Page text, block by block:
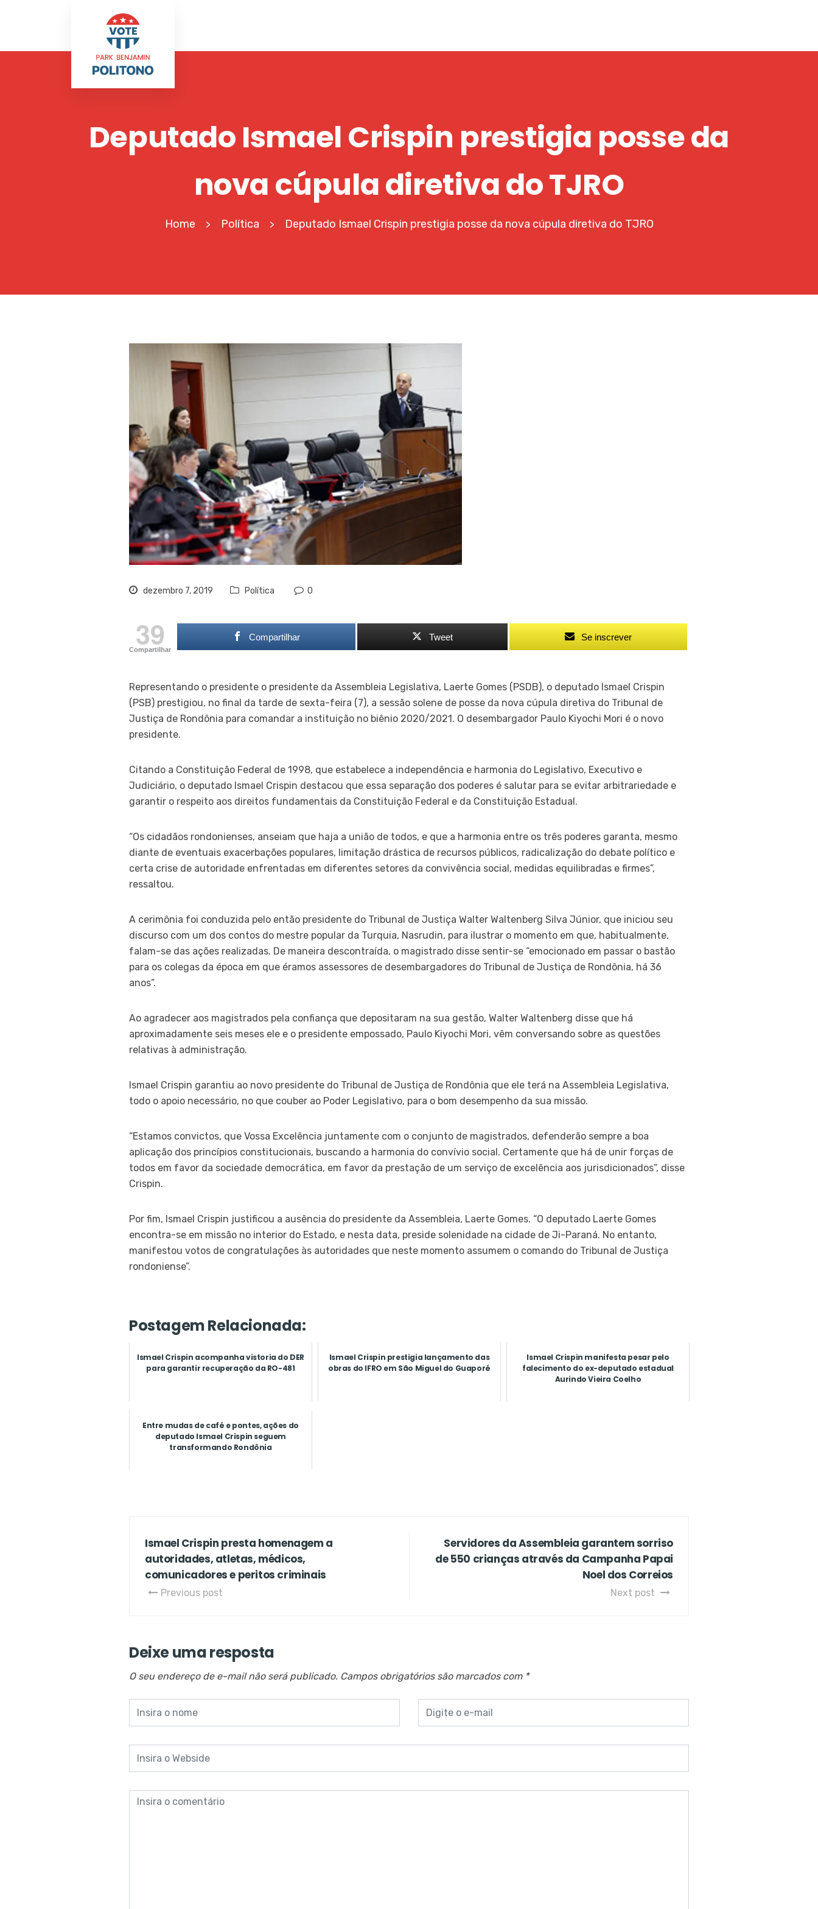
Deputado Ismael Crispin prestigia posse da
nova cúpula diretiva do TJRO
Home > Política > Deputado Ismael Crispin prestigia posse da nova cúpula diretiva do TJRO
dezembro 7, 2019 Política 0
39
Compartilhar
Compartilhar Tweet Se inscrever
Representando o presidente o presidente da Assembleia Legislativa, Laerte Gomes (PSDB), o deputado Ismael Crispin
(PSB) prestigiou, no final da tarde de sexta-feira (7), a sessão solene de posse da nova cúpula diretiva do Tribunal de
Justiça de Rondônia para comandar a instituição no biênio 2020/2021. O desembargador Paulo Kiyochi Mori é o novo
presidente.
Citando a Constituição Federal de 1998, que estabelece a independência e harmonia do Legislativo, Executivo e
Judiciário, o deputado Ismael Crispin destacou que essa separação dos poderes é salutar para se evitar arbitrariedade e
garantir o respeito aos direitos fundamentais da Constituição Federal e da Constituição Estadual.
“Os cidadãos rondonienses, anseiam que haja a união de todos, e que a harmonia entre os três poderes garanta, mesmo
diante de eventuais exacerbações populares, limitação drástica de recursos públicos, radicalização do debate político e
certa crise de autoridade enfrentadas em diferentes setores da convivência social, medidas equilibradas e firmes”,
ressaltou.
A cerimônia foi conduzida pelo então presidente do Tribunal de Justiça Walter Waltenberg Silva Júnior, que iniciou seu
discurso com um dos contos do mestre popular da Turquia, Nasrudin, para ilustrar o momento em que, habitualmente,
falam-se das ações realizadas. De maneira descontraída, o magistrado disse sentir-se “emocionado em passar o bastão
para os colegas da época em que éramos assessores de desembargadores do Tribunal de Justiça de Rondônia, há 36
anos”.
Ao agradecer aos magistrados pela confiança que depositaram na sua gestão, Walter Waltenberg disse que há
aproximadamente seis meses ele e o presidente empossado, Paulo Kiyochi Mori, vêm conversando sobre as questões
relativas à administração.
Ismael Crispin garantiu ao novo presidente do Tribunal de Justiça de Rondônia que ele terá na Assembleia Legislativa,
todo o apoio necessário, no que couber ao Poder Legislativo, para o bom desempenho da sua missão.
“Estamos convictos, que Vossa Excelência juntamente com o conjunto de magistrados, defenderão sempre a boa
aplicação dos princípios constitucionais, buscando a harmonia do convívio social. Certamente que há de unir forças de
todos em favor da sociedade democrática, em favor da prestação de um serviço de excelência aos jurisdicionados”, disse
Crispin.
Por fim, Ismael Crispin justificou a ausência do presidente da Assembleia, Laerte Gomes. “O deputado Laerte Gomes
encontra-se em missão no interior do Estado, e nesta data, preside solenidade na cidade de Ji-Paraná. No entanto,
manifestou votos de congratulações às autoridades que neste momento assumem o comando do Tribunal de Justiça
rondoniense”.
Postagem Relacionada:
Ismael Crispin acompanha vistoria do DER
para garantir recuperação da RO-481
Ismael Crispin prestigia lançamento das
obras do IFRO em São Miguel do Guaporé
Ismael Crispin manifesta pesar pelo
falecimento do ex-deputado estadual
Aurindo Vieira Coelho
Entre mudas de café e pontes, ações do
deputado Ismael Crispin seguem
transformando Rondônia
Ismael Crispin presta homenagem a
autoridades, atletas, médicos,
comunicadores e peritos criminais
Previous post
Servidores da Assembleia garantem sorriso
de 550 crianças através da Campanha Papai
Noel dos Correios
Next post
Deixe uma resposta
O seu endereço de e-mail não será publicado. Campos obrigatórios são marcados com *